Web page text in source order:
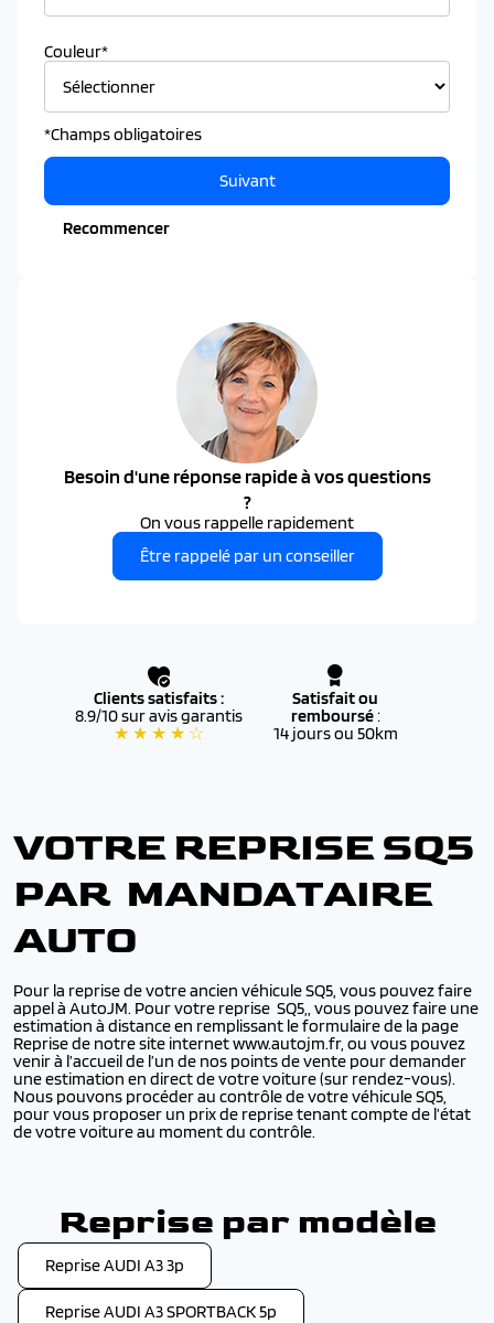
Couleur*
*Champs obligatoires
Recommencer
Suivant
Besoin d'une réponse rapide à vos questions
?
On vous rappelle rapidement
Être rappelé par un conseiller
Clients satisfaits :
8.9/10 sur avis garantis
★ ★ ★ ★ ☆
Satisfait ou
remboursé:
14 jours ou 50km
VOTRE REPRISE SQ5
PAR MANDATAIRE
AUTO
Pour la reprise de votre ancien véhicule SQ5, vous pouvez faire
appel à AutoJM. Pour votre reprise SQ5,, vous pouvez faire une
estimation à distance en remplissant le formulaire de la page
Reprise de notre site internet www.autojm.fr, ou vous pouvez
venir à l’accueil de l’un de nos points de vente pour demander
une estimation en direct de votre voiture (sur rendez-vous).
Nous pouvons procéder au contrôle de votre véhicule SQ5,
pour vous proposer un prix de reprise tenant compte de l’état
de votre voiture au moment du contrôle.
Reprise par modèle
Reprise AUDI A3 3p
Reprise AUDI A3 SPORTBACK 5p